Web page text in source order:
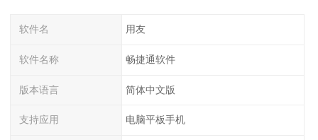
软件名 用友
软件名称 畅捷通软件
版本语言 简体中文版
支持应用 电脑平板手机